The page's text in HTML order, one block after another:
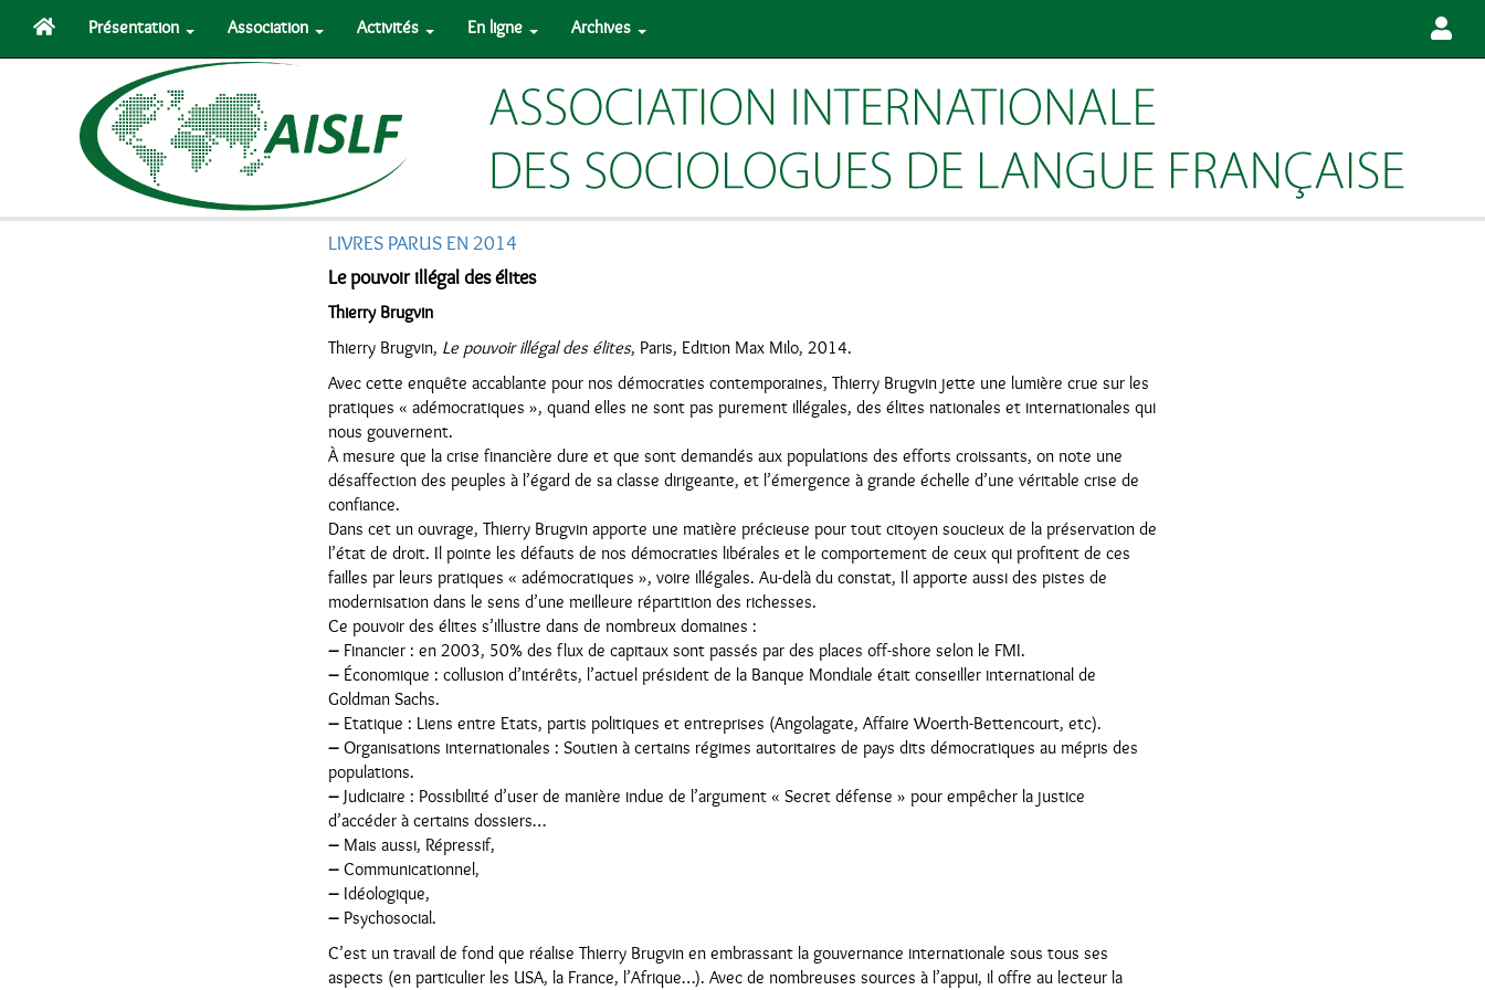
Présentation Association Activités En ligne Archives
LIVRES PARUS EN 2014
Le pouvoir illégal des élites
Thierry Brugvin
Thierry Brugvin, Le pouvoir illégal des élites, Paris, Edition Max Milo, 2014.
Avec cette enquête accablante pour nos démocraties contemporaines, Thierry Brugvin jette une lumière crue sur les
pratiques « adémocratiques », quand elles ne sont pas purement illégales, des élites nationales et internationales qui
nous gouvernent.
À mesure que la crise financière dure et que sont demandés aux populations des efforts croissants, on note une
désaffection des peuples à l’égard de sa classe dirigeante, et l’émergence à grande échelle d’une véritable crise de
confiance.
Dans cet un ouvrage, Thierry Brugvin apporte une matière précieuse pour tout citoyen soucieux de la préservation de
l’état de droit. Il pointe les défauts de nos démocraties libérales et le comportement de ceux qui profitent de ces
failles par leurs pratiques « adémocratiques », voire illégales. Au-delà du constat, Il apporte aussi des pistes de
modernisation dans le sens d’une meilleure répartition des richesses.
Ce pouvoir des élites s’illustre dans de nombreux domaines :
– Financier : en 2003, 50% des flux de capitaux sont passés par des places off-shore selon le FMI.
– Économique : collusion d’intérêts, l’actuel président de la Banque Mondiale était conseiller international de
Goldman Sachs.
– Etatique : Liens entre Etats, partis politiques et entreprises (Angolagate, Affaire Woerth-Bettencourt, etc).
– Organisations internationales : Soutien à certains régimes autoritaires de pays dits démocratiques au mépris des
populations.
– Judiciaire : Possibilité d’user de manière indue de l’argument « Secret défense » pour empêcher la justice
d’accéder à certains dossiers…
– Mais aussi, Répressif,
– Communicationnel,
– Idéologique,
– Psychosocial.
C’est un travail de fond que réalise Thierry Brugvin en embrassant la gouvernance internationale sous tous ses
aspects (en particulier les USA, la France, l’Afrique…). Avec de nombreuses sources à l’appui, il offre au lecteur la